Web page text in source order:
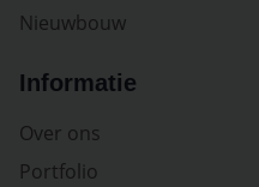
Nieuwbouw
Informatie
Over ons
Portfolio